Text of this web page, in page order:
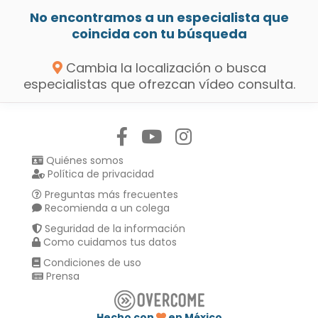
No encontramos a un especialista que
coincida con tu búsqueda
Cambia la localización o busca
especialistas que ofrezcan vídeo consulta.
Quiénes somos
Política de privacidad
Preguntas más frecuentes
Recomienda a un colega
Seguridad de la información
Como cuidamos tus datos
Condiciones de uso
Prensa